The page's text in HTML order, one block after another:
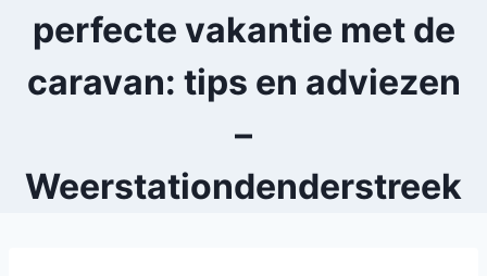
perfecte vakantie met de
caravan: tips en adviezen
–
Weerstationdenderstreek